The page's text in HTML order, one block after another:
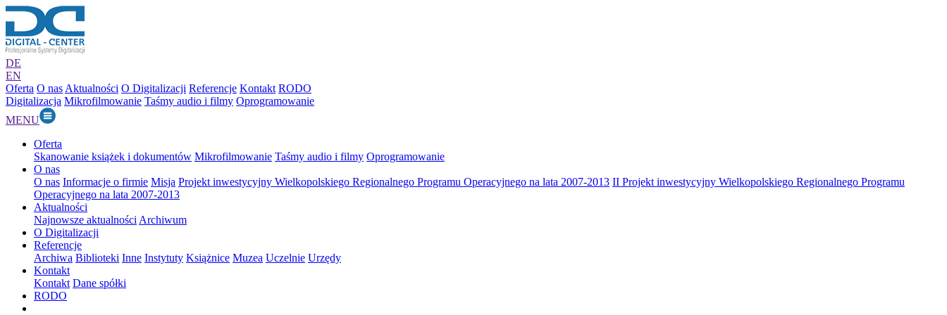
DE
EN
Oferta O nas Aktualności O Digitalizacji Referencje Kontakt RODO
Digitalizacja Mikrofilmowanie Taśmy audio i filmy Oprogramowanie
MENU
Oferta
Skanowanie książek i dokumentów Mikrofilmowanie Taśmy audio i filmy Oprogramowanie
O nas
O nas Informacje o firmie Misja Projekt inwestycyjny Wielkopolskiego Regionalnego Programu Operacyjnego na lata 2007-2013 II Projekt inwestycyjny Wielkopolskiego Regionalnego Programu
Operacyjnego na lata 2007-2013
Aktualności
Najnowsze aktualności Archiwum
O Digitalizacji
Referencje
Archiwa Biblioteki Inne Instytuty Książnice Muzea Uczelnie Urzędy
Kontakt
Kontakt Dane spółki
RODO